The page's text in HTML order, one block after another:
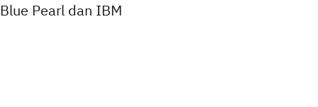
Blue Pearl dan IBM